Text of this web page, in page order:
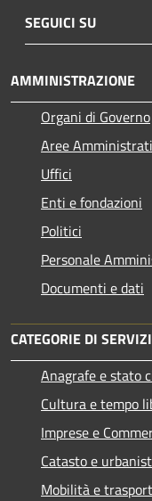
SEGUICI SU
AMMINISTRAZIONE
Organi di Governo
Aree
Uffici
Enti e fondazioni
Politici
Personale
Documenti e dati
CATEGORIE DI
Anagrafe e stato
Cultura e tempo
Imprese e
Catasto e
Mobilità e